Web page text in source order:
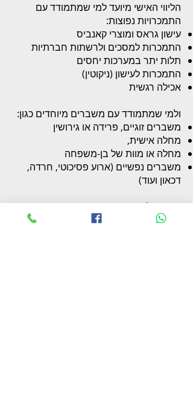
הליווי האישי מיועד למי שמתמודד עם
התמכרויות נפוצות:
עישון גראס ומוצרי קאנביס
התמכרות למסכים ולרשתות חברתיות
תלות יתר במערכות יחסים
התמכרות לעישון (ניקוטין)
אכילה רגשית
ולמי שמתמודד עם משברים מיוחדים כגון:
משברים זוגיים, פרידה או גירושין
מחלה אישית,
מחלה או מוות של בן-משפחה
משברים נפשיים (ארוע פסיכוטי, חרדה,
דכאון ועוד)
ניסיון של 11 שנים בהדרכה והנחיית
קבוצות במרכז הטיפולי הייחודי "כפר איזון"